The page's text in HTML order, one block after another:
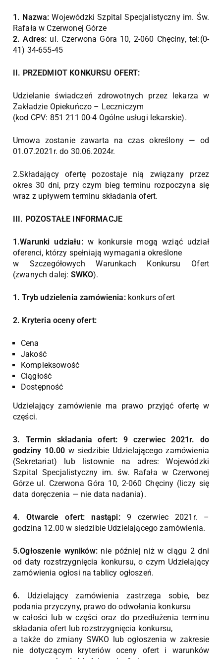
1. Nazwa: Wojewódzki Szpital Specjalistyczny im. Św.
Rafała w Czerwonej Górze
2. Adres: ul. Czerwona Góra 10, 2-060 Chęciny, tel:(0-
41) 34-655-45
II. PRZEDMIOT KONKURSU OFERT:
Udzielanie świadczeń zdrowotnych przez lekarza w
Zakładzie Opiekuńczo – Leczniczym
(kod CPV: 851 211 00-4 Ogólne usługi lekarskie).
Umowa zostanie zawarta na czas określony — od
01.07.2021r. do 30.06.2024r.
2.Składający ofertę pozostaje nią związany przez
okres 30 dni, przy czym bieg terminu rozpoczyna się
wraz z upływem terminu składania ofert.
III. POZOSTAŁE INFORMACJE
1.Warunki udziału:w konkursie mogą wziąć udział
oferenci, którzy spełniają wymagania określone
w Szczegółowych Warunkach Konkursu Ofert
(zwanych dalej: SWKO).
1. Tryb udzielenia zamówienia:konkurs ofert
2. Kryteria oceny ofert:
Cena
Jakość
Kompleksowość
Ciągłość
Dostępność
Udzielający zamówienie ma prawo przyjąć ofertę w
części.
3. Termin składania ofert: 9 czerwiec 2021r. do
godziny 10.00 w siedzibie Udzielającego zamówienia
(Sekretariat) lub listownie na adres: Wojewódzki
Szpital Specjalistyczny im. św. Rafała w Czerwonej
Górze ul. Czerwona Góra 10, 2-060 Chęciny (liczy się
data doręczenia — nie data nadania).
4. Otwarcie ofert: nastąpi:9 czerwiec 2021r. –
godzina 12.00 w siedzibie Udzielającego zamówienia.
5.Ogłoszenie wyników:nie później niż w ciągu 2 dni
od daty rozstrzygnięcia konkursu, o czym Udzielający
zamówienia ogłosi na tablicy ogłoszeń.
6. Udzielający zamówienia zastrzega sobie, bez
podania przyczyny, prawo do odwołania konkursu
w całości lub w części oraz do przedłużenia terminu
składania ofert lub rozstrzygnięcia konkursu,
a także do zmiany SWKO lub ogłoszenia w zakresie
nie dotyczącym kryteriów oceny ofert i warunków